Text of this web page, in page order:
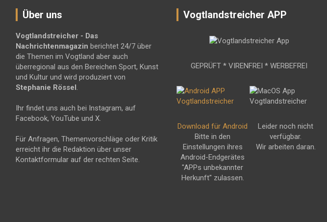
Über uns
Vogtlandstreicher - Das
Nachrichtenmagazin berichtet 24/7 über
die Themen im Vogtland aber auch
überregional aus den Bereichen Sport, Kunst
und Kultur und wird produziert von
Stephanie Rössel.
Ihr findet uns auch bei Instagram, auf
Facebook, YouTube und X.
Für Anfragen, Themenvorschläge oder Kritik
erreicht ihr die Redaktion über unser
Kontaktformular auf der rechten Seite.
Vogtlandstreicher APP
GEPRÜFT * VIRENFREI * WERBEFREI
Download für Android
Bitte in den
Einstellungen ihres
Android-Endgerätes
"APPs unbekannter
Herkunft" zulassen.
Leider noch nicht
verfügbar.
Wir arbeiten daran.